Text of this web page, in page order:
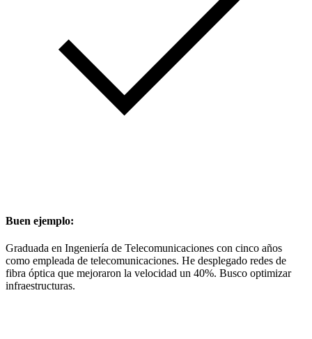
Buen ejemplo:
Graduada en Ingeniería de Telecomunicaciones con cinco años
como empleada de telecomunicaciones. He desplegado redes de
fibra óptica que mejoraron la velocidad un 40%. Busco optimizar
infraestructuras.